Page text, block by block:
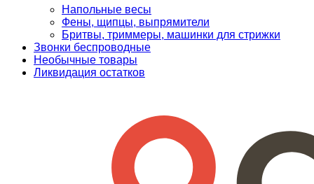
Напольные весы
Фены, щипцы, выпрямители
Бритвы, триммеры, машинки для стрижки
Звонки беспроводные
Необычные товары
Ликвидация остатков